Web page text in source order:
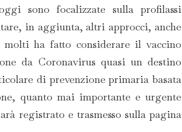
sono focalizzate sulla profilassi
in aggiunta, altri approcci, anche
ha fatto considerare il vaccino
da Coronavirus quasi un destino
di prevenzione primaria basata
quanto mai importante e urgente
registrato e trasmesso sulla pagina